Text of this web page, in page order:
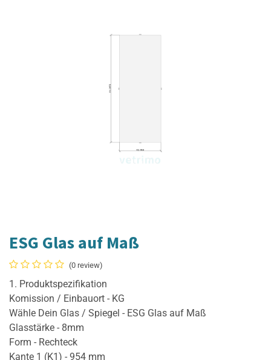
ESG Glas auf Maß
(0 review)
1. Produktspezifikation
Komission / Einbauort - KG
Wähle Dein Glas / Spiegel - ESG Glas auf Maß
Glasstärke - 8mm
Form - Rechteck
Kante 1 (K1) - 954 mm